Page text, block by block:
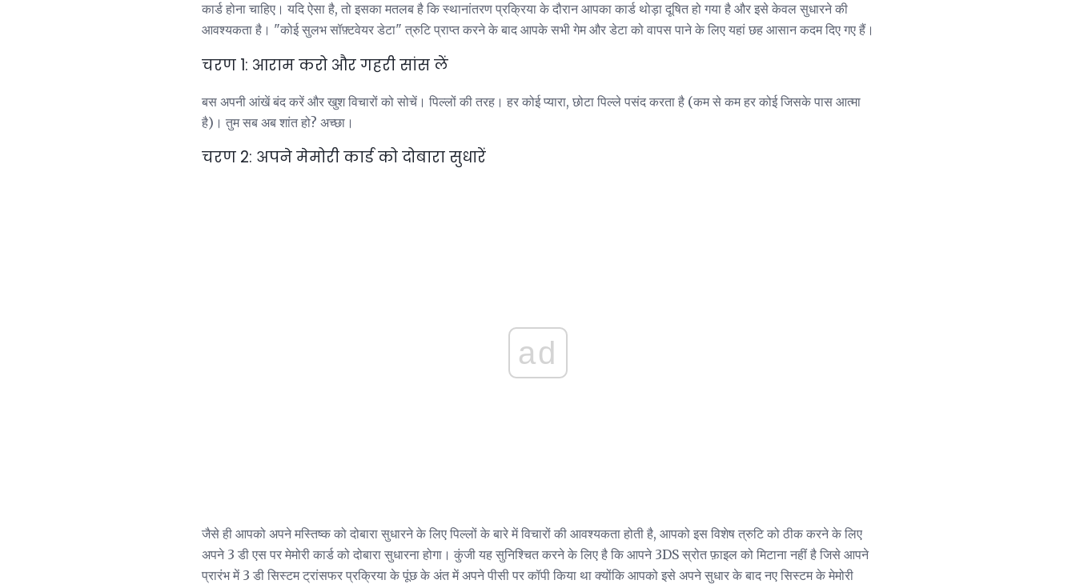
कार्ड होना चाहिए। यदि ऐसा है, तो इसका मतलब है कि स्थानांतरण प्रक्रिया के दौरान आपका कार्ड थोड़ा दूषित हो गया है और इसे केवल सुधारने की
आवश्यकता है। "कोई सुलभ सॉफ़्टवेयर डेटा" त्रुटि प्राप्त करने के बाद आपके सभी गेम और डेटा को वापस पाने के लिए यहां छह आसान कदम दिए गए हैं।
चरण 1: आराम करो और गहरी सांस लें
बस अपनी आंखें बंद करें और खुश विचारों को सोचें। पिल्लों की तरह। हर कोई प्यारा, छोटा पिल्ले पसंद करता है (कम से कम हर कोई जिसके पास आत्मा
है)। तुम सब अब शांत हो? अच्छा।
चरण 2: अपने मेमोरी कार्ड को दोबारा सुधारें
ad
जैसे ही आपको अपने मस्तिष्क को दोबारा सुधारने के लिए पिल्लों के बारे में विचारों की आवश्यकता होती है, आपको इस विशेष त्रुटि को ठीक करने के लिए
अपने 3 डी एस पर मेमोरी कार्ड को दोबारा सुधारना होगा। कुंजी यह सुनिश्चित करने के लिए है कि आपने 3DS स्रोत फ़ाइल को मिटाना नहीं है जिसे आपने
प्रारंभ में 3 डी सिस्टम ट्रांसफर प्रक्रिया के पूंछ के अंत में अपने पीसी पर कॉपी किया था क्योंकि आपको इसे अपने सुधार के बाद नए सिस्टम के मेमोरी